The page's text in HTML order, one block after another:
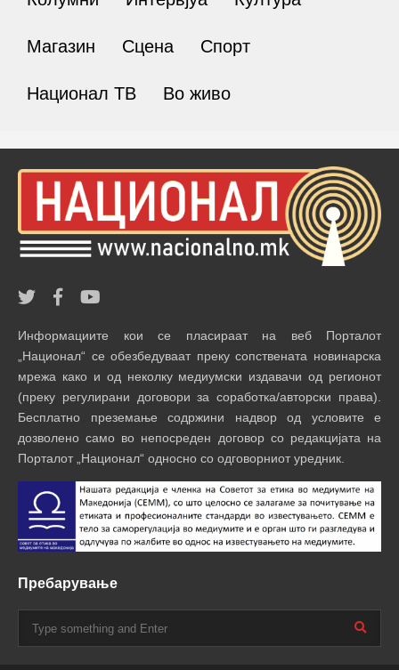
Магазин Сцена Спорт
Национал ТВ Во живо
Информациите кои се пласираат на веб Порталот
„Национал“ се обезбедуваат преку сопствената новинарска
мрежа како и од неколку медиумски издавачи од регионот
(преку регулирани договори за соработка/авторски права).
Бесплатно преземање содржини надвор од условите е
дозволено само во непосреден договор со редакцијата на
Порталот „Национал“ односно со одговорниот уредник.
Пребарување